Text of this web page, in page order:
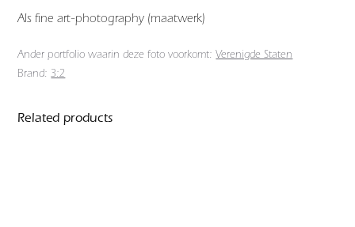
Als fine art-photography (maatwerk)
Ander portfolio waarin deze foto voorkomt:Verenigde Staten
Brand:3:2
Related products